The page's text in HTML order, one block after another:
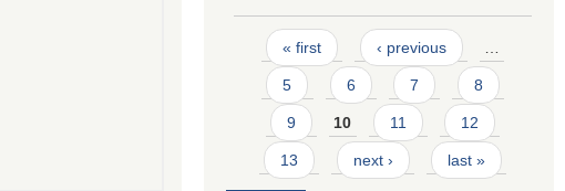
Pages
« first ‹ previous
5 6 7 8
9 10 11 12
13 next › last »